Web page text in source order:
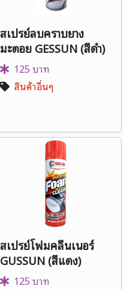
สเปรย์ลบคราบยาง
มะตอย GESSUN (สีดำ)
125 บาท
สินค้าอื่นๆ
สเปรย์โฟมคลีนเนอร์
GUSSUN (สีแดง)
125 บาท